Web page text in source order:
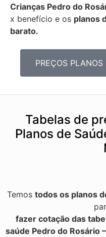
Crianças Pedro do
x benefício e os planos
barato.
PREÇOS
Tabelas de
Planos de
Temos todos os planos
fazer cotação das
saúde Pedro do Rosário